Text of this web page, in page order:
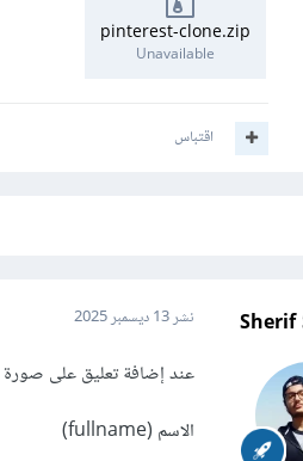
pinterest-clone.zip
Unavailable
اقتباس
Sherif نشر13 ديسمبر 2025
عند إضافة تعليق على صورة
الاسم (fullname)